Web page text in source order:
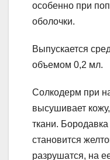
особенно при
оболочки.
Выпускается
объемом 0,2 мл.
Солкодерм при
высушивает
ткани.
становится
разрушатся, на